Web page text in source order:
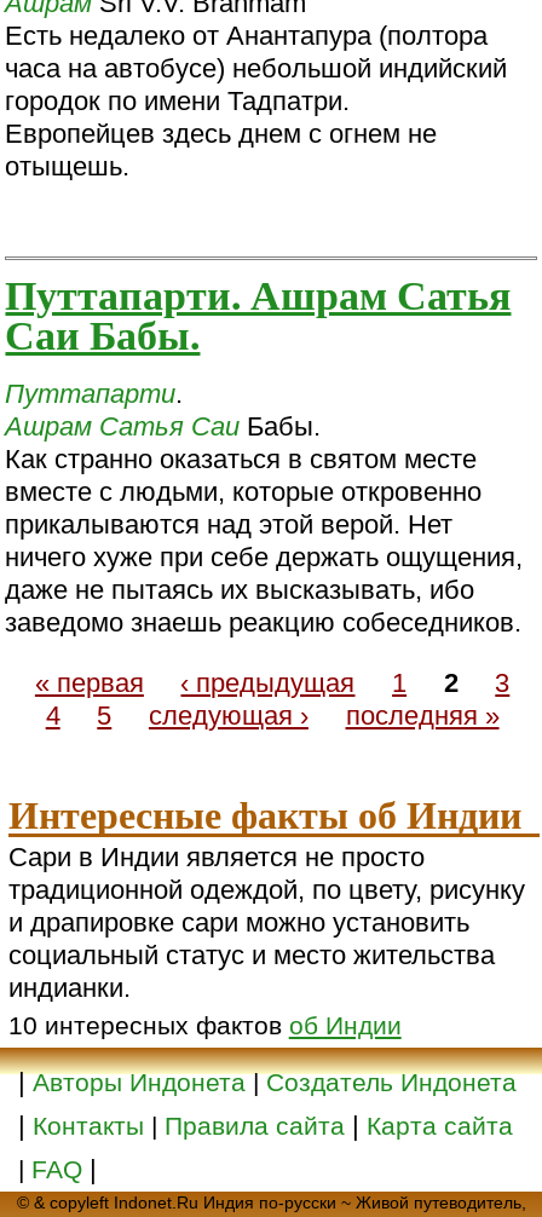
Есть недалеко от Анантапура (полтора
часа на автобусе) небольшой индийский
городок по имени Тадпатри.
Европейцев здесь днем с огнем не
отыщешь.
Путтапарти. Ашрам Сатья
Саи Бабы.
Путтапарти.
Ашрам Сатья Саи Бабы.
Как странно оказаться в святом месте
вместе с людьми, которые откровенно
прикалываются над этой верой. Нет
ничего хуже при себе держать ощущения,
даже не пытаясь их высказывать, ибо
заведомо знаешь реакцию собеседников.
« первая
‹ предыдущая 1 2
3
4
5 следующая › последняя »
Интересные факты об Индии
Сари в Индии является не просто
традиционной одеждой, по цвету, рисунку
и драпировке сари можно установить
социальный статус и место жительства
индианки.
10 интересных фактов об Индии
|Авторы Индонета|Создатель Индонета
| Контакты | Правила сайта | Карта сайта
| FAQ |
© & copyleft Indonet.Ru Индия по-русски ~ Живой путеводитель,